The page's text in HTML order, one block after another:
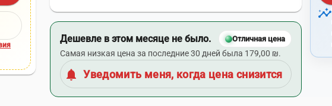
Дешевле в этом месяце не было. Отличная цена
Самая низкая цена за последние 30 дней была 179,00 ₪.
notifications Уведомить меня, когда цена снизится
insights